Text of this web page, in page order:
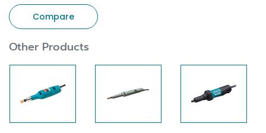
Compare
Other Products